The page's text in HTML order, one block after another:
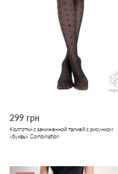
299 грн
Колготки c заниженной талией с рисунком
«буквы» Combination